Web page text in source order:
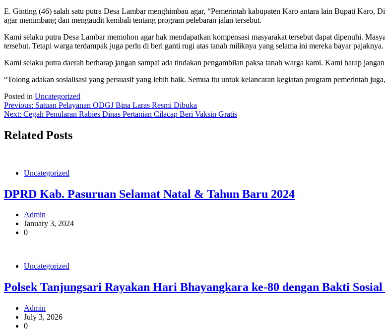
E. Ginting (46) salah satu putra Desa Lambar menghimbau agar, “Pemerintah kabupaten Karo antara lain Bupati Karo,
agar menimbang dan mengaudit kembali tentang program pelebaran jalan tersebut.
Kami selaku putra Desa Lambar memohon agar hak mendapatkan kompensasi masyarakat tersebut dapat dipenuhi.
tersebut. Tetapi warga terdampak juga perlu di beri ganti rugi atas tanah miliknya yang selama ini mereka bayar pajaknya.
Kami selaku putra daerah berharap jangan sampai ada tindakan pengambilan paksa tanah warga kami. Kami harap
“Tolong adakan sosialisasi yang persuasif yang lebih baik. Semua itu untuk kelancaran kegiatan program pemerintah
Posted in Uncategorized
Post
navigation
Previous: Satuan Pelayanan ODGJ Bina Laras Resmi Dibuka
Next: Cegah Penularan Rabies Dinas Pertanian Cilacap Beri Vaksin Gratis
Related Posts
Uncategorized
DPRD Kab. Pasuruan Selamat Natal & Tahun Baru 2024
Admin
January 3, 2024
0
Uncategorized
Polsek Tanjungsari Rayakan Hari Bhayangkara ke-80 dengan Bakti
Admin
July 3, 2026
0